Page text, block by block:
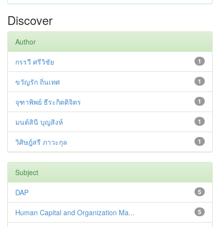
Discover
Author
1
กรรวี ศรีวิชัย
1
ขวัญรัก ถิ่นเทศ
1
จุฑาพิพย์ ธีระกิตติจิตร
1
มนต์สินี บุญสิงห์
1
วิศิษฎ์สรี ภาวะกุล
Subject
5
DAP
5
Human Capital and Organization Ma...